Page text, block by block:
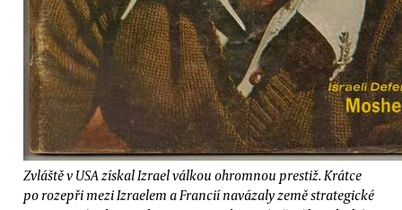
Zvláště v USA získal Izrael válkou ohromnou prestiž. Krátce
po rozepři mezi Izraelem a Franciínavázaly země strategické